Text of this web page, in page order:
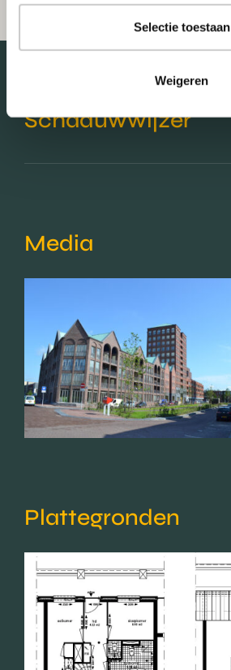
Selectie toestaan
Weigeren
Schaduwwijzer
Media
Plattegronden